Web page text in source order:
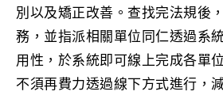
別以及矯正改善。查找完法規後
務，並指派相關單位同仁透過系
用性，於系統即可線上完成各單
不須再費力透過線下方式進行，